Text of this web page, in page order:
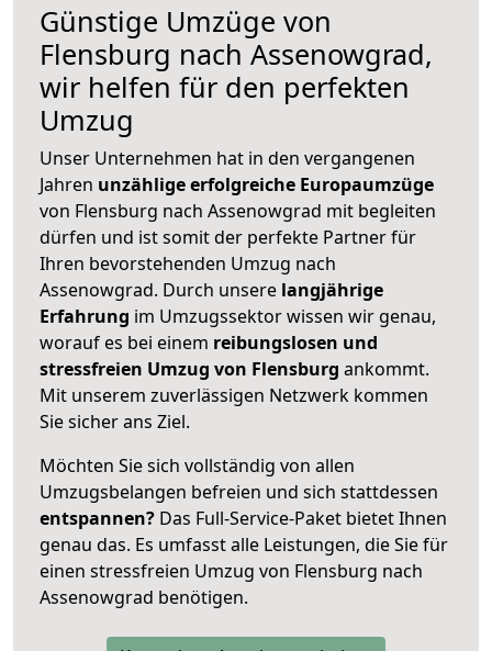
Günstige Umzüge von
Flensburg nach Assenowgrad,
wir helfen für den perfekten
Umzug
Unser Unternehmen hat in den vergangenen
Jahren unzählige erfolgreiche Europaumzüge
von Flensburg nach Assenowgrad mit begleiten
dürfen und ist somit der perfekte Partner für
Ihren bevorstehenden Umzug nach
Assenowgrad. Durch unsere langjährige
Erfahrung im Umzugssektor wissen wir genau,
worauf es bei einem reibungslosen und
stressfreien Umzug von Flensburg ankommt.
Mit unserem zuverlässigen Netzwerk kommen
Sie sicher ans Ziel.
Möchten Sie sich vollständig von allen
Umzugsbelangen befreien und sich stattdessen
entspannen? Das Full-Service-Paket bietet Ihnen
genau das. Es umfasst alle Leistungen, die Sie für
einen stressfreien Umzug von Flensburg nach
Assenowgrad benötigen.